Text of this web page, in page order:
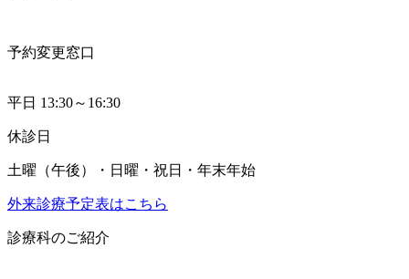
予約変更窓口
平日 13:30～16:30
休診日
土曜（午後）・日曜・祝日・年末年始
外来診療予定表はこちら
診療科のご紹介